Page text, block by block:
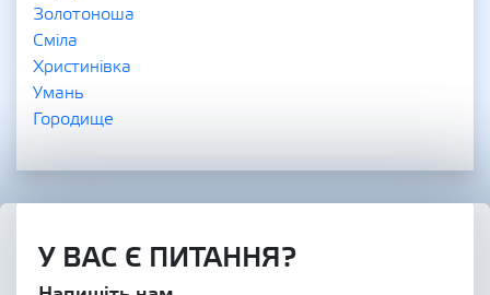
Золотоноша
Сміла
Христинівка
Умань
Городище
У ВАС Є ПИТАННЯ?